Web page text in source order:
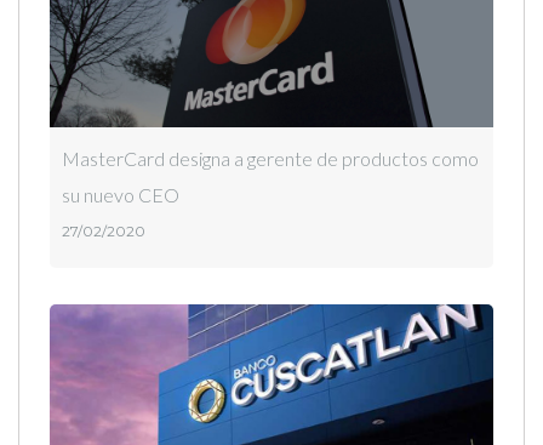
MasterCard designa a gerente de productos como
su nuevo CEO
27/02/2020